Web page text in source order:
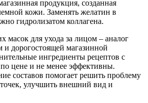
продукция, созданная
кожи. Заменять желатин в
гидролизатом коллагена.
для ухода за лицом – аналог
дорогостоящей магазинной
ингредиенты рецептов с
цене и не менее эффективны.
составов помогает решить проблему
улучшить внешний вид и